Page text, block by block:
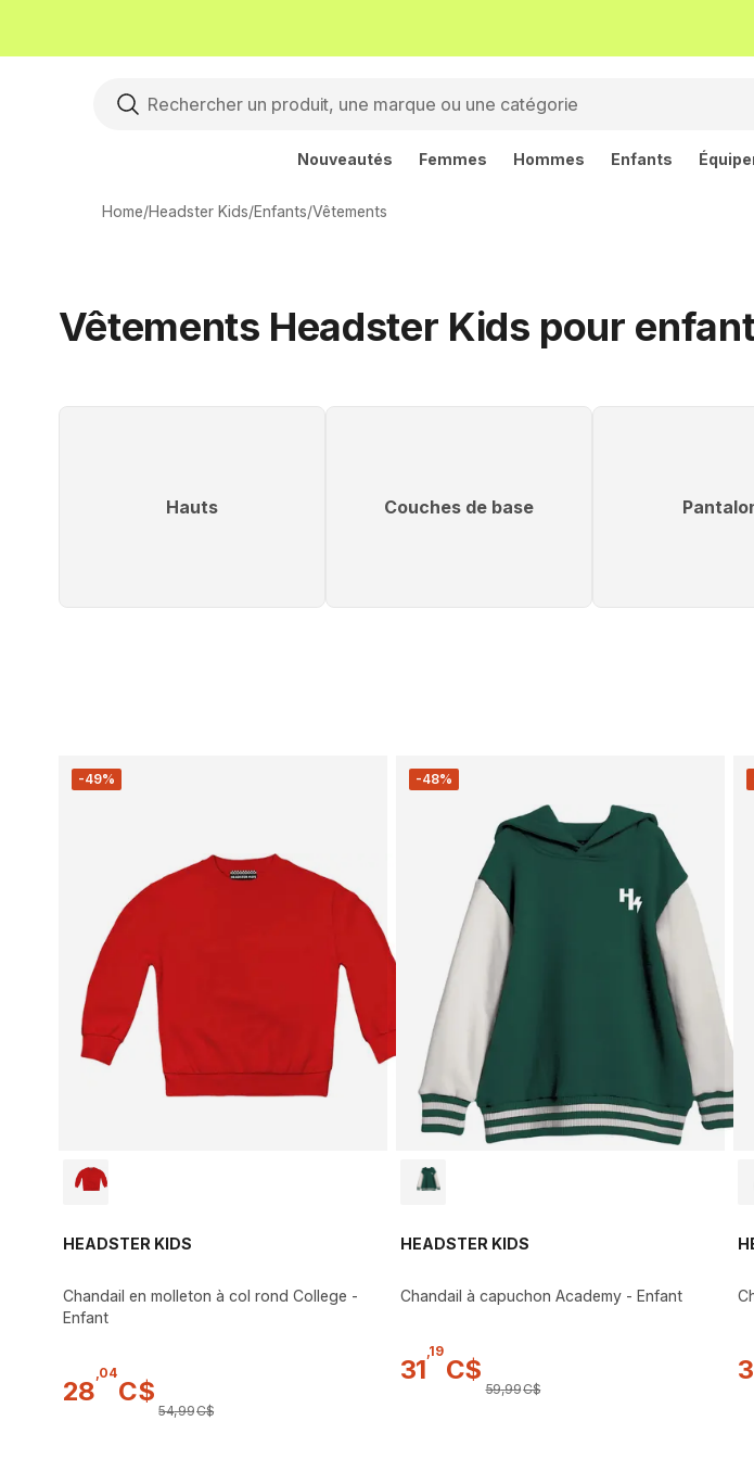
Nouveautés Femmes Hommes Enfants
Home/Headster Kids/Enfants/Vêtements
Vêtements Headster Kids pour enfant
Hauts Couches de base
-49%
HEADSTER KIDS
Chandail en molleton à col rond College -
Enfant
28
04
C$
54,99C$
-48%
HEADSTER KIDS
Chandail à capuchon Academy - Enfant
31
19
C$
59,99C$